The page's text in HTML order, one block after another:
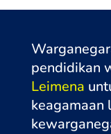
pendidikan
Leimena
keagamaan